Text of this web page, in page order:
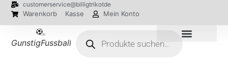
customerservice@billigtrikotde
Warenkorb Kasse Mein Konto
GunstigFussballTrikot